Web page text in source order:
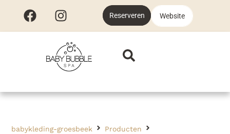
Reserveren Website
babykleding-groesbeek
Producten